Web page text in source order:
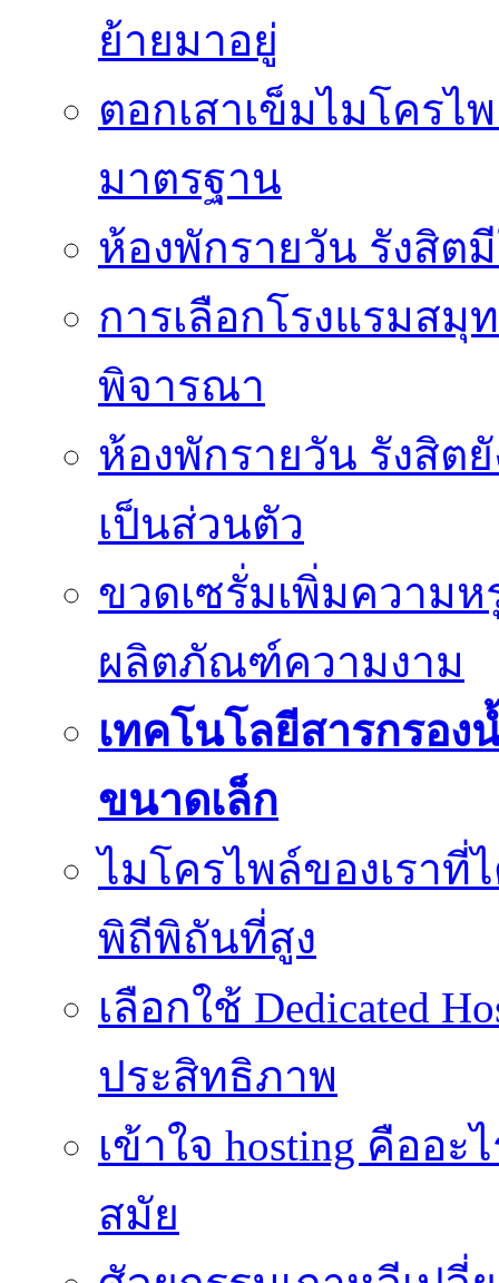
ย้ายมาอยู่
ตอกเสาเข็มไมโคร
มาตรฐาน
ห้องพักรายวัน รังสิต
การเลือกโรงแรมสมุ
พิจารณา
ห้องพักรายวัน รังสิต
เป็นส่วนตัว
ขวดเซรั่มเพิ่มความ
ผลิตภัณฑ์ความงาม
เทคโนโลยีสารกรอ
ขนาดเล็ก
ไมโครไพล์ของเรา
พิถีพิถันที่สูง
เลือกใช้ Dedicated
ประสิทธิภาพ
เข้าใจ hosting คืออ
สมัย